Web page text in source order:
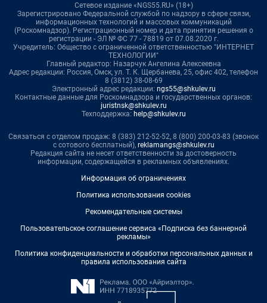
Сетевое издание «NGS55.RU» (18+)
Зарегистрировано Федеральной службой по надзору в сфере связи,
информационных технологий и массовых коммуникаций
(Роскомнадзор). Регистрационный номер и дата принятия решения о
регистрации - ЭЛ № ФС 77 - 78819 от 07.08.2020 г.
Учредитель: Общество с ограниченной ответственностью "ИНТЕРНЕТ
ТЕХНОЛОГИИ"
Главный редактор: Назарчук Ангелина Алексеевна
Адрес редакции: Россия, Омск, ул. Т. К. Щербанева, 25, офис 402, телефон
8 (3812) 38-08-69
Электронный адрес редакции: ngs55@shkulev.ru
Контактные данные для Роскомнадзора и государственных органов:
juristnsk@shkulev.ru
Техподдержка: help@shkulev.ru
Связаться с отделом продаж: 8 (383) 212-52-52, 8 (800) 200-03-83 (звонок
с сотового бесплатный), reklamangs@shkulev.ru
Редакция сайта не несет ответственности за достоверность
информации, содержащейся в рекламных объявлениях.
Информация об ограничениях
Политика использования cookies
Рекомендательные системы
Пользовательское соглашение сервиса «Подписка без баннерной
рекламы»
Политика конфиденциальности и обработки персональных данных и
правила использования сайта